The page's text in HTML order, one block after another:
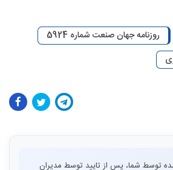
روزنامه جهان صنعت شماره 5924
توسط شما، پس از تایید توسط مدیران